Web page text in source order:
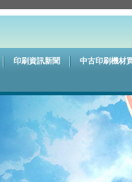
印刷資訊新聞 中古印刷機材